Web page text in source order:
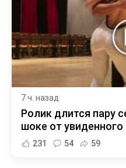
7 ч. назад
Ролик длится пару
шоке от увиденного
231 54 59